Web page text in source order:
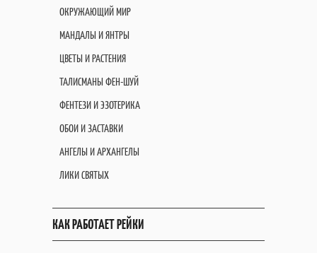
ОКРУЖАЮЩИЙ МИР
МАНДАЛЫ И ЯНТРЫ
ЦВЕТЫ И РАСТЕНИЯ
ТАЛИСМАНЫ ФЕН-ШУЙ
ФЕНТЕЗИ И ЭЗОТЕРИКА
ОБОИ И ЗАСТАВКИ
АНГЕЛЫ И АРХАНГЕЛЫ
ЛИКИ СВЯТЫХ
КАК РАБОТАЕТ РЕЙКИ